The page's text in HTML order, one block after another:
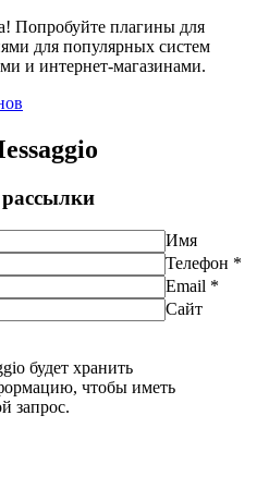
Попробуйте плагины для
для популярных систем
и интернет-магазинами.
Имя
Телефон *
Email *
Сайт
будет хранить
чтобы иметь
запрос.